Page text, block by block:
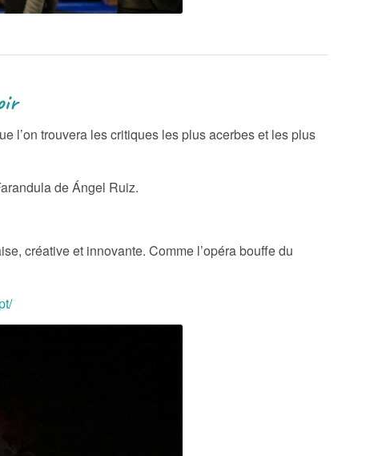
l’on trouvera les critiques les plus acerbes et les plus
de Ángel Ruiz.
créative et innovante. Comme l’opéra bouffe du